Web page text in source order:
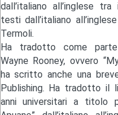
dall’italiano all’inglese
testi dall’italiano
Termoli.
Ha tradotto come
Wayne Rooney, ovvero
ha scritto anche una
Publishing. Ha tradotto il
anni universitari a titolo